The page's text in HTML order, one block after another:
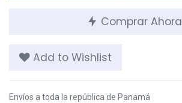
Comprar Ahora
Add to Wishlist
Envíos a toda la república de Panamá